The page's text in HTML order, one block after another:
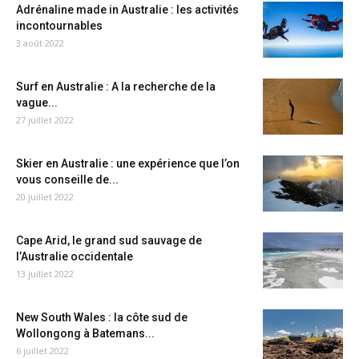
Adrénaline made in Australie : les activités
incontournables
3 août 2022
Surf en Australie : A la recherche de la
vague...
27 juillet 2022
Skier en Australie : une expérience que l’on
vous conseille de...
20 juillet 2022
Cape Arid, le grand sud sauvage de
l’Australie occidentale
13 juillet 2022
New South Wales : la côte sud de
Wollongong à Batemans...
6 juillet 2022